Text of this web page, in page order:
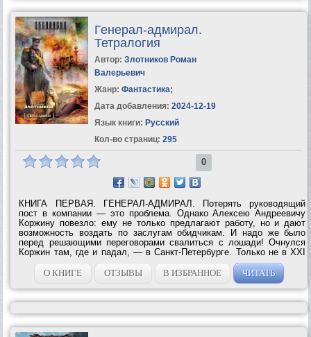
Генерал-адмирал.
Тетралогия
Автор: Злотников Роман
Валерьевич
Жанр: Фантастика;
Дата добавления: 2024-12-19
Язык книги: Русский
Кол-во страниц: 295
0
КНИГА ПЕРВАЯ. ГЕНЕРАЛ-АДМИРАЛ. Потерять руководящий
пост в компании — это проблема. Однако Алексею Андреевичу
Коржину повезло: ему не только предлагают работу, но и дают
возможность воздать по заслугам обидчикам. И надо же было
перед решающими переговорами свалиться с лошади! Очнулся
Коржин там, где и падал, — в Санкт-Петербурге. Только не в XXI
веке, а в XIX. И очнулся в теле 33-летнего генерал-адмирала
Российского флота великого...
О КНИГЕ ОТЗЫВЫ В ИЗБРАННОЕ ЧИТАТЬ